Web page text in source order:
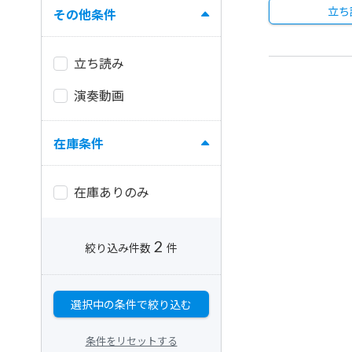
立
その他条件
立ち読み
演奏動画
在庫条件
在庫ありのみ
絞り込み件数 2 件
選択中の条件で絞り込む
条件をリセットする